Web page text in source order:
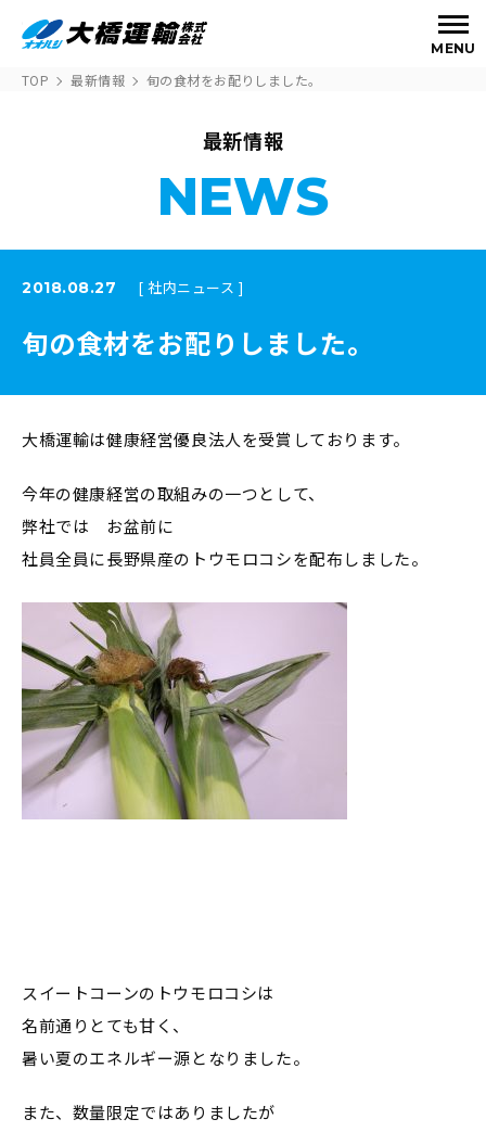
MENU
TOP 最新情報 旬の食材をお配りしました。
最新情報
NEWS
2018.08.27 [ 社内ニュース ]
旬の食材をお配りしました。
大橋運輸は健康経営優良法人を受賞しております。
今年の健康経営の取組みの一つとして、
弊社では お盆前に
社員全員に長野県産のトウモロコシを配布しました。
スイートコーンのトウモロコシは
名前通りとても甘く、
暑い夏のエネルギー源となりました。
また、数量限定ではありましたが